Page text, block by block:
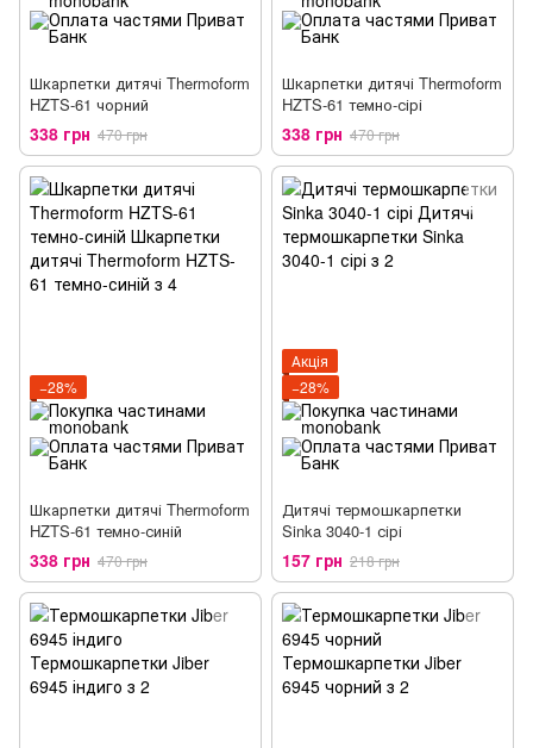
Шкарпетки дитячі Thermoform
HZTS-61 чорний
338 грн 470 грн
Шкарпетки дитячі Thermoform
HZTS-61 темно-сірі
338 грн 470 грн
−28%
Шкарпетки дитячі Thermoform
HZTS-61 темно-синій
338 грн 470 грн
Акція
−28%
Дитячі термошкарпетки
Sinka 3040-1 сірі
157 грн 218 грн